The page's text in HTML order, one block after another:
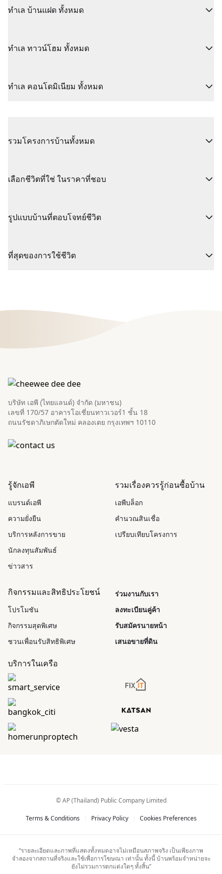
ทำเล บ้านแฝด ทั้งหมด
ทำเล ทาวน์โฮม ทั้งหมด
ทำเล คอนโดมิเนียม ทั้งหมด
รวมโครงการบ้านทั้งหมด
เลือกชีวิตที่ใช่ ในราคาที่ชอบ
รูปแบบบ้านที่ตอบโจทย์ชีวิต
ที่สุดของการใช้ชีวิต
บริษัท เอพี (ไทยแลนด์) จำกัด (มหาชน)
เลขที่ 170/57 อาคารโอเชี่ยนทาวเวอร์1 ชั้น 18
ถนนรัชดาภิเษกตัดใหม่ คลองเตย กรุงเทพฯ 10110
รู้จักเอพี
แบรนด์เอพี
ความยั่งยืน
บริการหลังการขาย
นักลงทุนสัมพันธ์
ข่าวสาร
รวมเรื่องควรรู้ก่อนซื้อบ้าน
เอพีบล็อก
คำนวณสินเชื่อ
เปรียบเทียบโครงการ
กิจกรรมและสิทธิประโยชน์
โปรโมชัน
กิจกรรมสุดพิเศษ
ชวนเพื่อนรับสิทธิพิเศษ
ร่วมงานกับเรา
ลงทะเบียนคู่ค้า
รับสมัครนายหน้า
เสนอขายที่ดิน
บริการในเครือ
© AP (Thailand) Public Company Limited
Terms & Conditions Privacy Policy Cookies Preferences
“รายละเอียดและภาพที่แสดงทั้งหมดอาจไม่เหมือนสภาพจริง เป็นเพียงภาพ
จำลองจากสถานที่จริงและใช้เพื่อการโฆษณา เท่านั้น ทั้งนี้ บ้านพร้อมจำหน่ายจะ
ยังไม่รวมการตกแต่งใดๆ ทั้งสิ้น”